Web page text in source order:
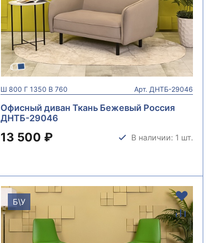
Ш 800 Г 1350 В 760 Арт. ДНТБ-29046
Офисный диван Ткань Бежевый Россия
ДНТБ-29046
13 500 ₽ В наличии: 1 шт.
Б\У